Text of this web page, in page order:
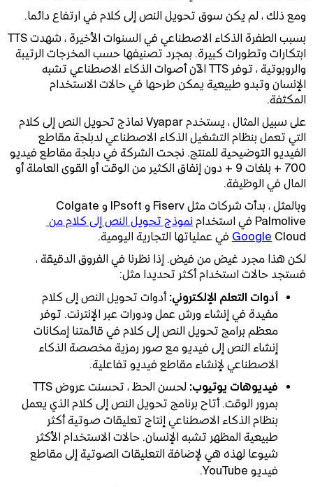
ومع ذلك ، لم يكن سوق تحويل النص إلى كلام في ارتفاع دائما.
بسبب الطفرة الذكاء الاصطناعي في السنوات الأخيرة ، شهدت TTS
ابتكارات وتطورات كبيرة. بمجرد تصنيفها حسب المخرجات الرتيبة
والروبوتية ، توفر TTS الآن أصوات الذكاء الاصطناعي تشبه
الإنسان وتبدو طبيعية يمكن طرحها في حالات الاستخدام
المكثفة.
على سبيل المثال ، يستخدم Vyapar نماذج تحويل النص إلى كلام
التي تعمل بنظام التشغيل الذكاء الاصطناعي لدبلجة مقاطع
الفيديو التوضيحية للمنتج. نجحت الشركة في دبلجة مقاطع فيديو
700 + بلغات 9 + دون إنفاق الكثير من الوقت أو القوى العاملة أو
المال في الوظيفة.
وبالمثل ، بدأت شركات مثل Fiserv و IPsoft و Colgate
Palmolive في استخدام
نموذج تحويل النص إلى كلام من
GoogleCloud في عملياتها التجارية اليومية.
لكن هذا مجرد غيض من فيض. إذا نظرنا في الفروق الدقيقة ،
فستجد حالات استخدام أكثر تحديدا مثل:
أدوات التعلم الإلكتروني:أدوات تحويل النص إلى كلام
مفيدة في إنشاء ورش عمل ودورات عبر الإنترنت. توفر
معظم برامج تحويل النص إلى كلام في قائمتنا إمكانات
إنشاء النص إلى فيديو مع صور رمزية مخصصة الذكاء
الاصطناعي لإنشاء مقاطع فيديو تفاعلية.
فيديوهات يوتيوب:
لحسن الحظ ، تحسنت عروض TTS
بمرور الوقت. أتاح برنامج تحويل النص إلى كلام الذي يعمل
بنظام الذكاء الاصطناعي إنتاج تعليقات صوتية أكثر
طبيعية المظهر تشبه الإنسان. حالات الاستخدام الأكثر
شيوعا لهذه هي لإضافة التعليقات الصوتية إلى مقاطع
فيديو YouTube.